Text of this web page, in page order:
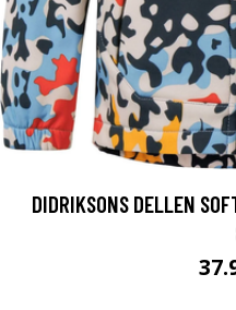
DIDRIKSONS DELLEN